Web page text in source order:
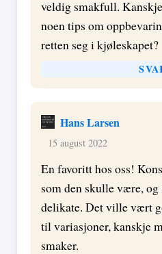
veldig smakfull.
noen tips om
retten seg i kjøleskapet?
Hans Larsen
15 august 2022
En favoritt hos oss!
som den skulle være, og
delikate. Det ville vært
til variasjoner, kanskje
smaker.